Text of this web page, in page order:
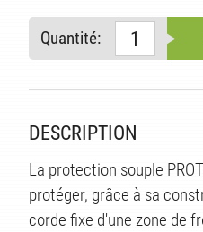
Quantité:
DESCRIPTION
La protection souple
protéger, grâce à sa
corde fixe d'une zone de